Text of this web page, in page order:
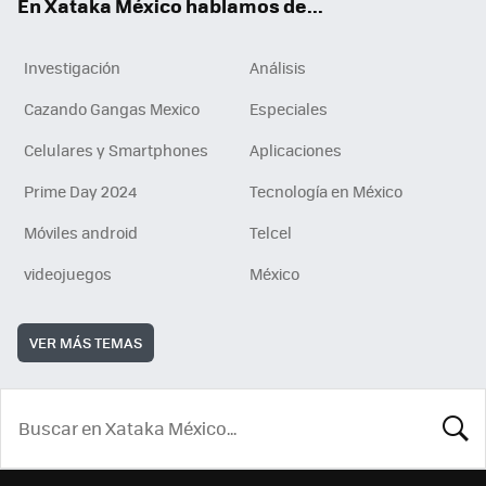
Investigación
Análisis
Cazando Gangas Mexico
Especiales
Celulares y Smartphones
Aplicaciones
Prime Day 2024
Tecnología en México
Móviles android
Telcel
videojuegos
México
VER MÁS TEMAS